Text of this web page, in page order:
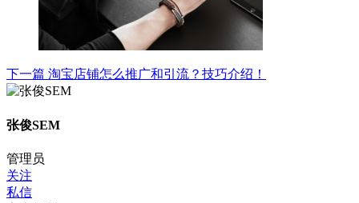
下一篇 淘宝店铺怎么推广和引流？技巧介绍！
张俊SEM
管理员
关注
私信